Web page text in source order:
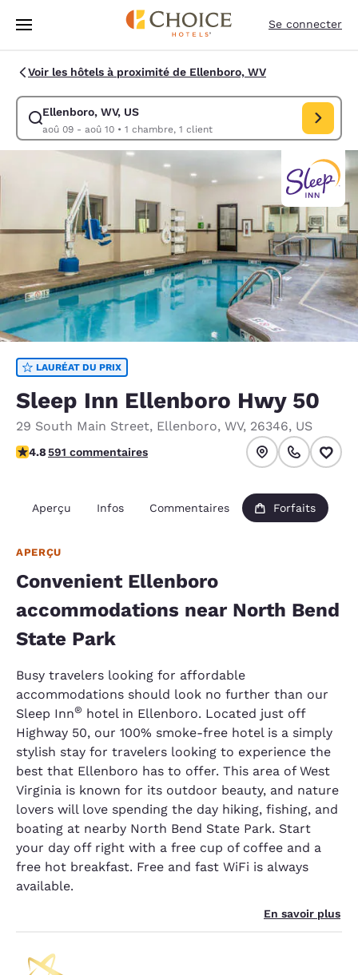
Sauter à Contenu Principal
Se connecter
Voir les hôtels à proximité de Ellenboro, WV
Ellenboro, WV, US
aoû 09 - aoû 10• 1 chambre, 1 client
Modifier la recherche pour Ellenboro, WV, US. Date d’arrivée aoû 09,
LAURÉAT DU PRIX
Sleep Inn Ellenboro Hwy 50
29 South Main Street, Ellenboro, WV, 26346, US
4.78 étoiles. Exceptionnel.
4.8591 commentaires
Aperçu Infos Commentaires Forfaits
APERÇU
Convenient Ellenboro
accommodations near North Bend
State Park
Busy travelers looking for affordable
accommodations should look no further than our
Sleep Inn® hotel in Ellenboro. Located just off
Highway 50, our 100% smoke-free hotel is a simply
stylish stay for travelers looking to experience the
best that Ellenboro has to offer. This area of West
Virginia is known for its outdoor beauty, and nature
lovers will love spending the day hiking, fishing, and
boating at nearby North Bend State Park. Start
your day off right with a free cup of coffee and a
free hot breakfast. Free and fast WiFi is always
available.
En savoir plus